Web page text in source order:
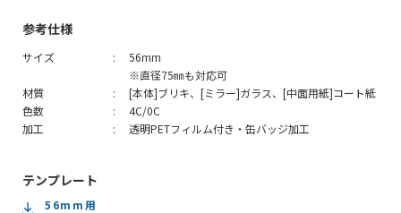
参考仕様
サイズ
56mm
※直径75㎜も対応可
材質
[本体]ブリキ、[ミラー]ガラス、[中面用紙]コート紙
色数
4C/0C
加工
透明PETフィルム付き・缶バッジ加工
テンプレート
56mm用